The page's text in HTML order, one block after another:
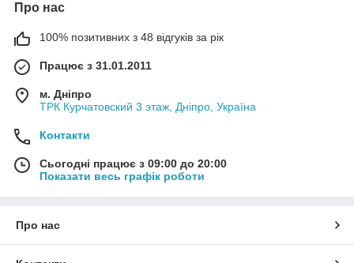
Про нас
100% позитивних з 48 відгуків за рік
Працює з 31.01.2011
м. Дніпро
ТРК Курчатовский 3 этаж, Дніпро, Україна
Контакти
Сьогодні працює з 09:00 до 20:00
Показати весь графік роботи
Про нас